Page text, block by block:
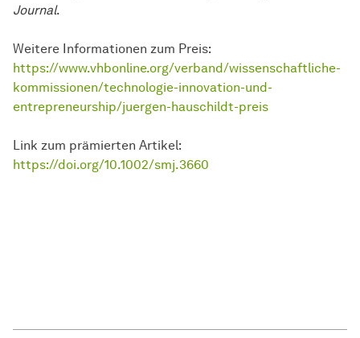
Journal.
Weitere Informationen zum Preis:
https://www.vhbonline.org/verband/wissenschaftliche-
kommissionen/technologie-innovation-und-
entrepreneurship/juergen-hauschildt-preis
Link zum prämierten Artikel:
https://doi.org/10.1002/smj.3660